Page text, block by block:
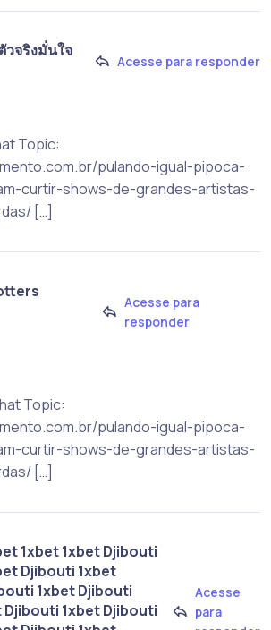
จริงมั่นใจ
Acesse para responder
Topic:
pulando-igual-pipoca-
curtir-shows-de-grandes-artistas-
[…]
Acesse para
responder
Topic:
pulando-igual-pipoca-
curtir-shows-de-grandes-artistas-
[…]
1xbet 1xbet Djibouti
Djibouti 1xbet
1xbet Djibouti
Djibouti 1xbet Djibouti
Acesse
para